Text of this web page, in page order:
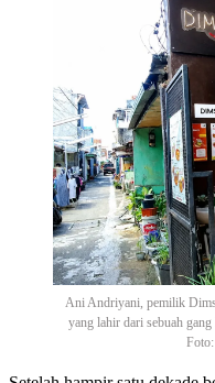
Ani Andriyani, pemilik
yang lahir dari sebuah